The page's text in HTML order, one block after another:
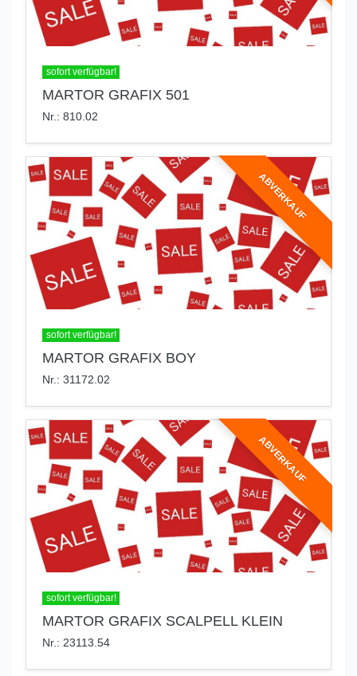
sofort verfügbar!
MARTOR GRAFIX 501
Nr.: 810.02
ABVERKAUF
sofort verfügbar!
MARTOR GRAFIX BOY
Nr.: 31172.02
ABVERKAUF
sofort verfügbar!
MARTOR GRAFIX SCALPELL KLEIN
Nr.: 23113.54